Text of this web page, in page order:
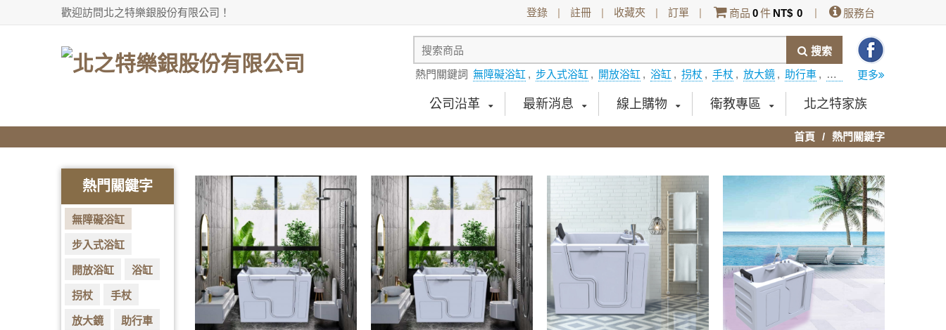
歡迎訪問北之特樂銀股份有限公司！ 登錄 | 註冊 | 收藏夾 | 訂單 | 商品 0件 NT$ 0 | 服務台
分享到facebook
更多
搜索
熱門關鍵詞 無障礙浴缸 , 步入式浴缸 , 開放浴缸 , 浴缸 , 拐杖 , 手杖 , 放大鏡 , 助行車 , 開門式浴缸,
公司沿革 最新消息 線上購物 衛教專區 北之特家族
首頁 熱門關鍵字
熱門關鍵字
無障礙浴缸
步入式浴缸
開放浴缸 浴缸
拐杖 手杖
放大鏡 助行車